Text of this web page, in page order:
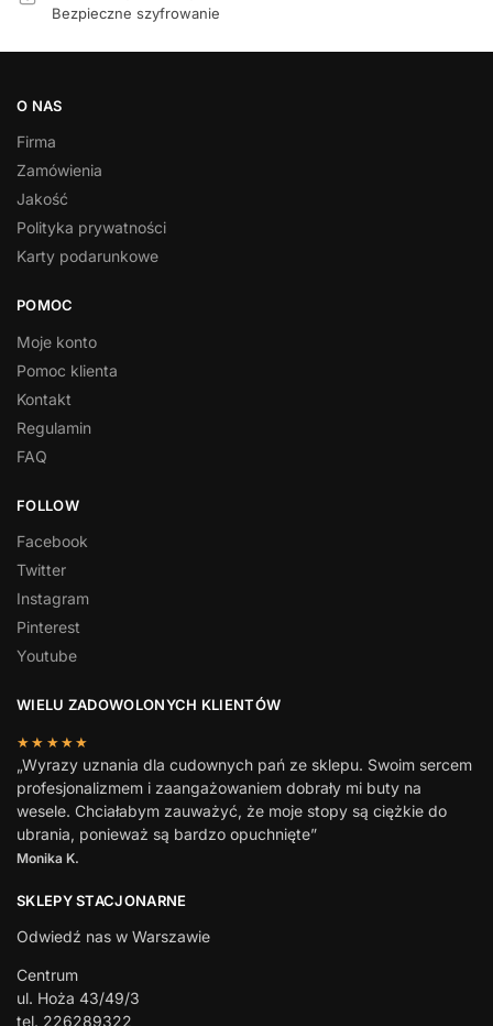
Bezpieczne szyfrowanie
O NAS
Firma
Zamówienia
Jakość
Polityka prywatności
Karty podarunkowe
POMOC
Moje konto
Pomoc klienta
Kontakt
Regulamin
FAQ
FOLLOW
Facebook
Twitter
Instagram
Pinterest
Youtube
WIELU ZADOWOLONYCH KLIENTÓW
★★★★★
„Wyrazy uznania dla cudownych pań ze sklepu. Swoim sercem
profesjonalizmem i zaangażowaniem dobrały mi buty na
wesele. Chciałabym zauważyć, że moje stopy są ciężkie do
ubrania, ponieważ są bardzo opuchnięte”
Monika K.
SKLEPY STACJONARNE
Odwiedź nas w Warszawie
Centrum
ul. Hoża 43/49/3
tel. 226289322